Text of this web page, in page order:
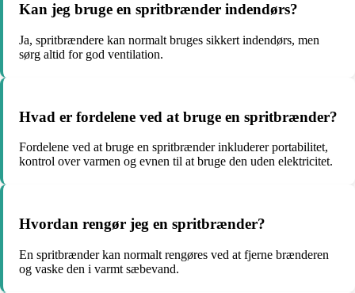
Kan jeg bruge en spritbrænder indendørs?
Ja, spritbrændere kan normalt bruges sikkert indendørs, men
sørg altid for god ventilation.
Hvad er fordelene ved at bruge en spritbrænder?
Fordelene ved at bruge en spritbrænder inkluderer portabilitet,
kontrol over varmen og evnen til at bruge den uden elektricitet.
Hvordan rengør jeg en spritbrænder?
En spritbrænder kan normalt rengøres ved at fjerne brænderen
og vaske den i varmt sæbevand.